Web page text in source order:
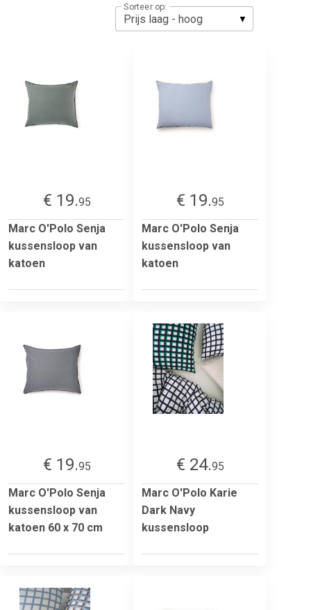
Sorteer op:
€ 19.95
Marc O'Polo Senja
kussensloop van
katoen
€ 19.95
Marc O'Polo Senja
kussensloop van
katoen
€ 19.95
Marc O'Polo Senja
kussensloop van
katoen 60 x 70 cm
€ 24.95
Marc O'Polo Karie
Dark Navy
kussensloop